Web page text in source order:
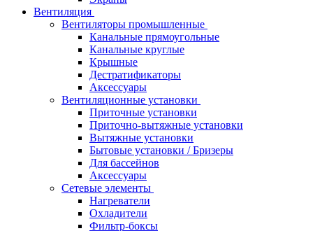
Вентиляция
Вентиляторы промышленные
Канальные прямоугольные
Канальные круглые
Крышные
Дестратификаторы
Аксессуары
Вентиляционные установки
Приточные установки
Приточно-вытяжные установки
Вытяжные установки
Бытовые установки / Бризеры
Для бассейнов
Аксессуары
Сетевые элементы
Нагреватели
Охладители
Фильтр-боксы